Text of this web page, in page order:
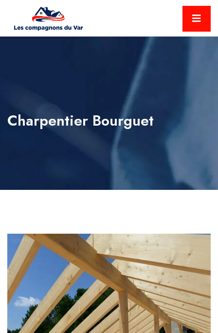
Charpentier Bourguet